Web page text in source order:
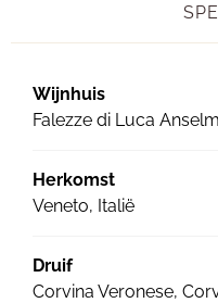
Wijnhuis
Falezze di Luca
Herkomst
Veneto, Italië
Druif
Corvina Veronese,